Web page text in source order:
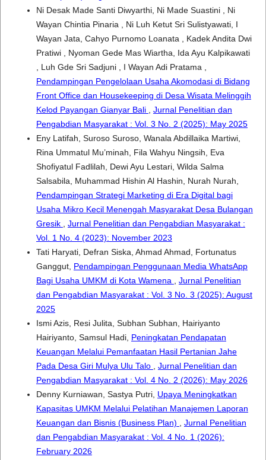
Ni Desak Made Santi Diwyarthi, Ni Made Suastini , Ni
Wayan Chintia Pinaria , Ni Luh Ketut Sri Sulistyawati, I
Wayan Jata, Cahyo Purnomo Loanata , Kadek Andita Dwi
Pratiwi , Nyoman Gede Mas Wiartha, Ida Ayu Kalpikawati
, Luh Gde Sri Sadjuni , I Wayan Adi Pratama ,
Pendampingan Pengelolaan Usaha Akomodasi di Bidang
Front Office dan Housekeeping di Desa Wisata Melinggih
Kelod Payangan Gianyar Bali
Jurnal Penelitian dan
Pengabdian Masyarakat : Vol. 3 No. 2 (2025): May 2025
Eny Latifah, Suroso Suroso, Wanala Abdillaika Martiwi,
Rina Ummatul Mu’minah, Fila Wahyu Ningsih, Eva
Shofiyatul Fadlilah, Dewi Ayu Lestari, Wilda Salma
Salsabila, Muhammad Hishin Al Hashin, Nurah Nurah,
Pendampingan Strategi Marketing di Era Digital bagi
Usaha Mikro Kecil Menengah Masyarakat Desa Bulangan
Gresik
Jurnal Penelitian dan Pengabdian Masyarakat :
Vol. 1 No. 4 (2023): November 2023
Tati Haryati, Defran Siska, Ahmad Ahmad, Fortunatus
Ganggut, Pendampingan Penggunaan Media WhatsApp
Bagi Usaha UMKM di Kota Wamena
Jurnal Penelitian
dan Pengabdian Masyarakat : Vol. 3 No. 3 (2025): August
2025
Ismi Azis, Resi Julita, Subhan Subhan, Hairiyanto
Hairiyanto, Samsul Hadi, Peningkatan Pendapatan
Keuangan Melalui Pemanfaatan Hasil Pertanian Jahe
Pada Desa Giri Mulya Ulu Talo
Jurnal Penelitian dan
Pengabdian Masyarakat : Vol. 4 No. 2 (2026): May 2026
Denny Kurniawan, Sastya Putri, Upaya Meningkatkan
Kapasitas UMKM Melalui Pelatihan Manajemen Laporan
Keuangan dan Bisnis (Business Plan)
Jurnal Penelitian
dan Pengabdian Masyarakat : Vol. 4 No. 1 (2026):
February 2026